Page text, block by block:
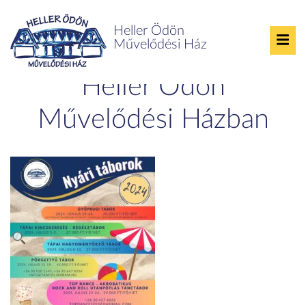
Heller Ödön
Művelődési Ház
2024. évi táborok a
Heller Ödön
Művelődési Házban